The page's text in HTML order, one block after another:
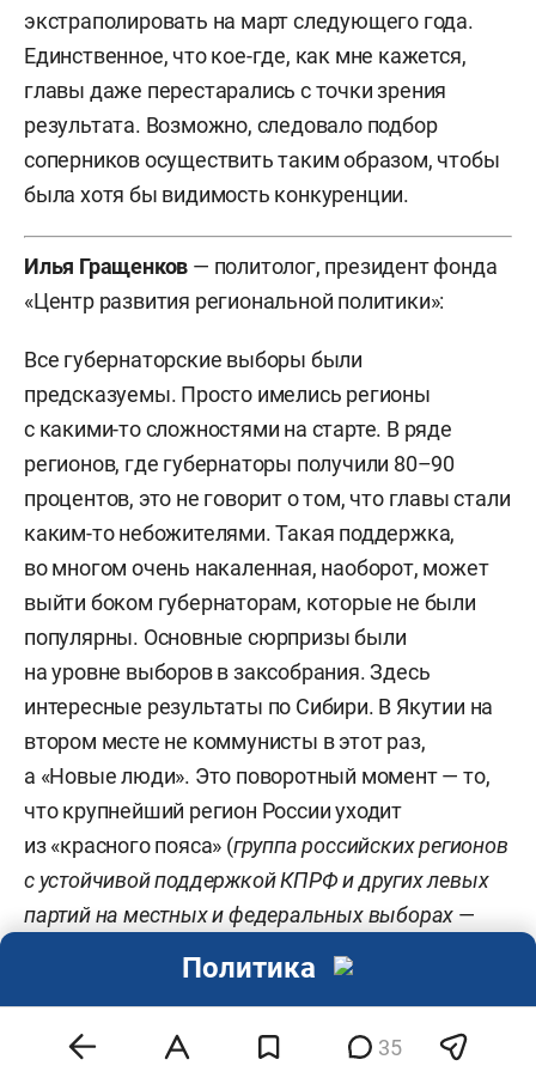
экстраполировать на март следующего года.
Единственное, что кое-где, как мне кажется,
главы даже перестарались с точки зрения
результата. Возможно, следовало подбор
соперников осуществить таким образом, чтобы
была хотя бы видимость конкуренции.
Илья Гращенков — политолог, президент фонда
«Центр развития региональной политики»:
Все губернаторские выборы были
предсказуемы. Просто имелись регионы
с какими-то сложностями на старте. В ряде
регионов, где губернаторы получили 80–90
процентов, это не говорит о том, что главы стали
каким-то небожителями. Такая поддержка,
во многом очень накаленная, наоборот, может
выйти боком губернаторам, которые не были
популярны. Основные сюрпризы были
на уровне выборов в заксобрания. Здесь
интересные результаты по Сибири. В Якутии на
втором месте не коммунисты в этот раз,
а «Новые люди». Это поворотный момент — то,
что крупнейший регион России уходит
из «красного пояса» (группа российских регионов
с устойчивой поддержкой КПРФ и других левых
партий на местных и федеральных выборах —
люди» достаточно много набрали, третье место
республики перестают быть «красным поясом».
35
Политика